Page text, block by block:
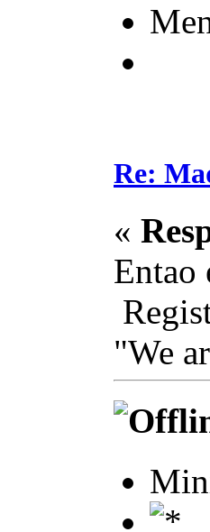
Re:
«
Entao
"We